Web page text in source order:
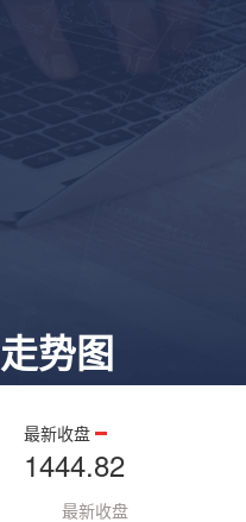
走势图
最新收盘
1444.82